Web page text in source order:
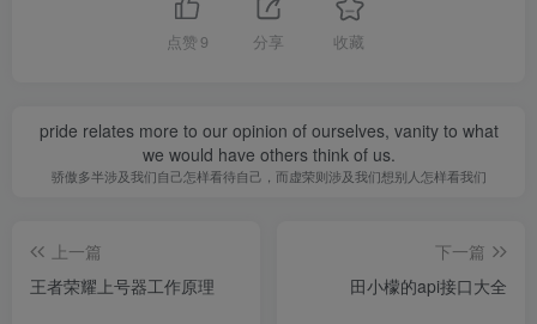
点赞 9 分享 收藏
pride relates more to our opinion of ourselves, vanity to what
we would have others think of us.
骄傲多半涉及我们自己怎样看待自己，而虚荣则涉及我们想别人怎样看我们
上一篇
王者荣耀上号器工作原理
下一篇
田小檬的api接口大全